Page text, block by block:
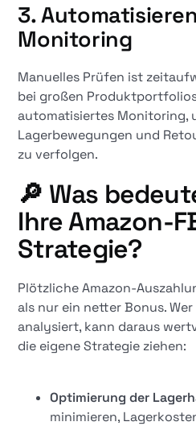
3.
Monitoring
Manuelles Prüfen ist
bei großen
automatisiertes Monitoring,
Lagerbewegungen und
zu verfolgen.
🔎 Was
Ihre Amazon-
Strategie?
Plötzliche Amazon-
als nur ein netter Bonus.
analysiert, kann daraus
die eigene Strategie ziehen:
Optimierung der
minimieren,